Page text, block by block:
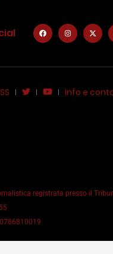
Info e
registrata presso il